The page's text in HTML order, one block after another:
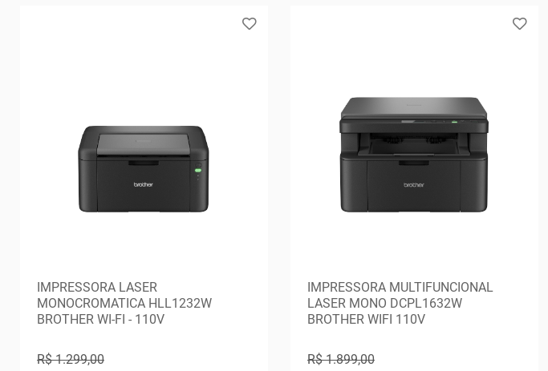
IMPRESSORA LASER
MONOCROMATICA HLL1232W
BROTHER WI-FI - 110V
R$ 1.299,00
IMPRESSORA MULTIFUNCIONAL
LASER MONO DCPL1632W
BROTHER WIFI 110V
R$ 1.899,00